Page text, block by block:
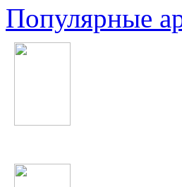
Популярные